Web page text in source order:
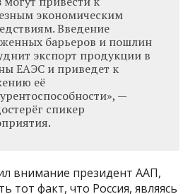
экономическим
Введение
барьеров и пошлин
экспорт продукции в
ЕАЭС и приведет к
её
—
спикер
внимание президент ААП,
тот факт, что Россия, являясь